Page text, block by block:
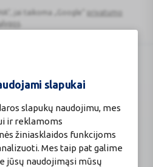
slapukai
slapukų naudojimu, mes
ir reklamoms
žiniasklaidos funkcijoms
Mes taip pat galime
jūsų naudojimąsi mūsų
jai taikoma „Google“ privatumo
.
k., Gamybos g. 4
numeris: 190004257